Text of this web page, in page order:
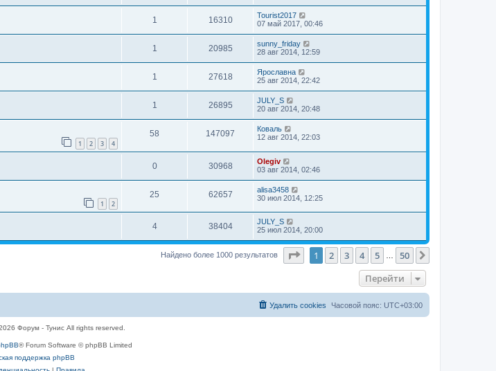
1 16310
Tourist2017
07 май 2017, 00:46
1 20985
sunny_friday
28 авг 2014, 12:59
1 27618
Ярославна
25 авг 2014, 22:42
1 26895
JULY_S
20 авг 2014, 20:48
1 2 3 4
58 147097
Коваль
12 авг 2014, 22:03
0 30968
Olegiv
03 авг 2014, 02:46
1 2
25 62657
alisa3458
30 июл 2014, 12:25
4 38404
JULY_S
25 июл 2014, 20:00
Найдено более 1000 результатов Страница1 из 50
1 2 3 4 5 50
Перейти
Часовой пояс: UTC+03:00
Удалить cookies
Форум - Тунис All rights reserved.
® Forum Software © phpBB Limited
поддержка phpBB